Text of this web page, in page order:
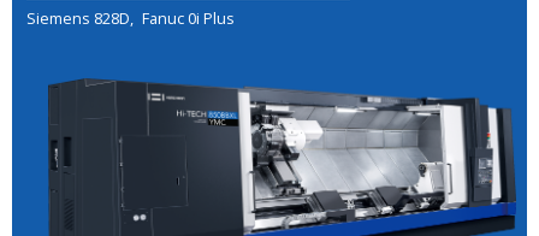
Siemens 828D Fanuc 0i Plus